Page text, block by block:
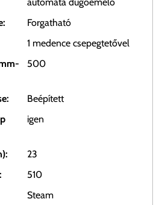
Forgatható
1 medence csepegtetővel
500
Beépített
igen
23
510
Steam